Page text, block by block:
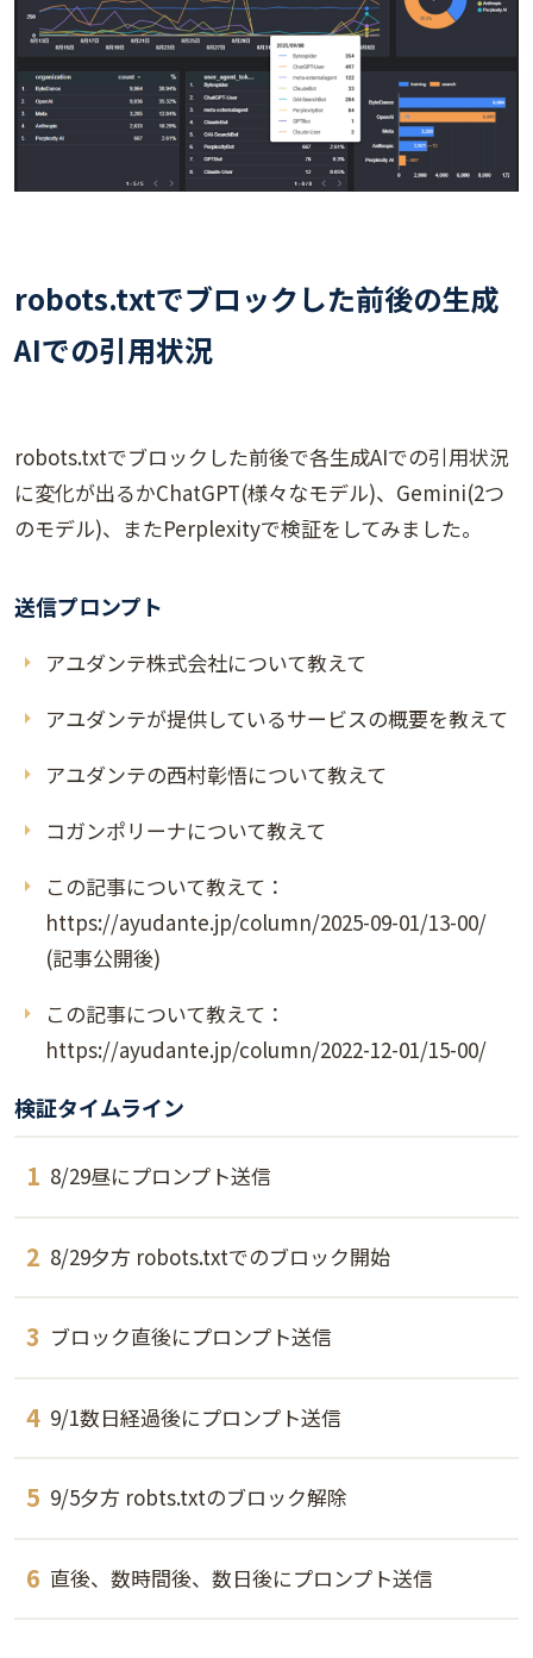
robots.txtでブロックした前後の生成
AIでの引用状況
robots.txtでブロックした前後で各生成AIでの引用状況
に変化が出るかChatGPT(様々なモデル)、Gemini(2つ
のモデル)、またPerplexityで検証をしてみました。
送信プロンプト
アユダンテ株式会社について教えて
アユダンテが提供しているサービスの概要を教えて
アユダンテの西村彰悟について教えて
コガンポリーナについて教えて
この記事について教えて：
https://ayudante.jp/column/2025-09-01/13-00/
(記事公開後)
この記事について教えて：
https://ayudante.jp/column/2022-12-01/15-00/
検証タイムライン
8/29昼にプロンプト送信
8/29夕方 robots.txtでのブロック開始
ブロック直後にプロンプト送信
9/1数日経過後にプロンプト送信
9/5夕方 robts.txtのブロック解除
直後、数時間後、数日後にプロンプト送信